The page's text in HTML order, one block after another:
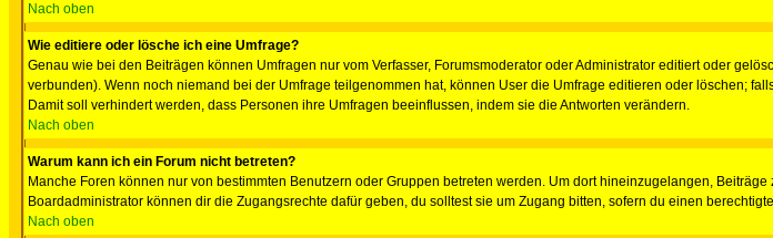
Nach oben
Wie editiere oder lösche ich eine Umfrage?
Genau wie bei den Beiträgen können Umfragen nur vom Verfasser, Forumsmoderator oder Administrator editiert oder
verbunden). Wenn noch niemand bei der Umfrage teilgenommen hat, können User die Umfrage editieren oder löschen;
Damit soll verhindert werden, dass Personen ihre Umfragen beeinflussen, indem sie die Antworten verändern.
Nach oben
Warum kann ich ein Forum nicht betreten?
Manche Foren können nur von bestimmten Benutzern oder Gruppen betreten werden. Um dort hineinzugelangen,
Boardadministrator können dir die Zugangsrechte dafür geben, du solltest sie um Zugang bitten, sofern du einen
Nach oben